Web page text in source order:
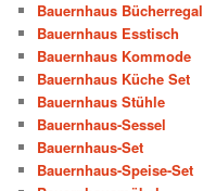
Bauernhaus Bücherregal
Bauernhaus Esstisch
Bauernhaus Kommode
Bauernhaus Küche Set
Bauernhaus Stühle
Bauernhaus-Sessel
Bauernhaus-Set
Bauernhaus-Speise-Set